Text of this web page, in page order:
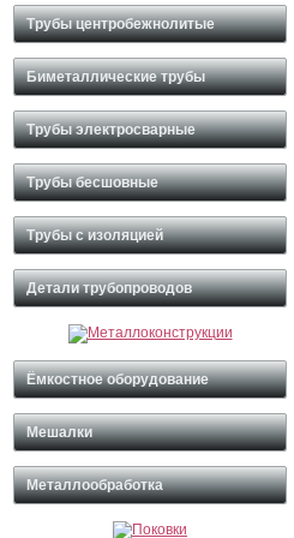
Трубы центробежнолитые
Биметаллические трубы
Трубы электросварные
Трубы бесшовные
Трубы с изоляцией
Детали трубопроводов
Ёмкостное оборудование
Мешалки
Металлообработка